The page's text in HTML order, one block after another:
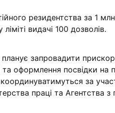
резидентства за 1
видачі 100 дозволів.
запровадити
оформлення посвідки на
за
праці та Агентства з